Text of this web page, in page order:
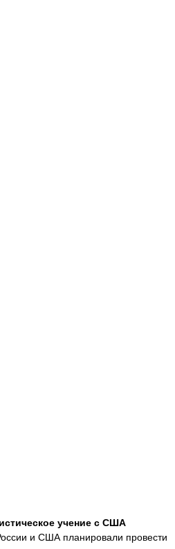
учение с США
и США планировали провести